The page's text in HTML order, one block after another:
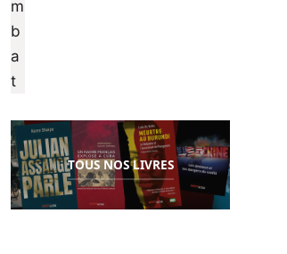
TOUS NOS LIVRES